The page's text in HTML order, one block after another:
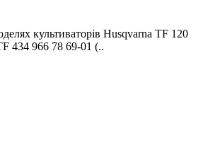
культиваторів Husqvarna TF 120
434 966 78 69-01 (..